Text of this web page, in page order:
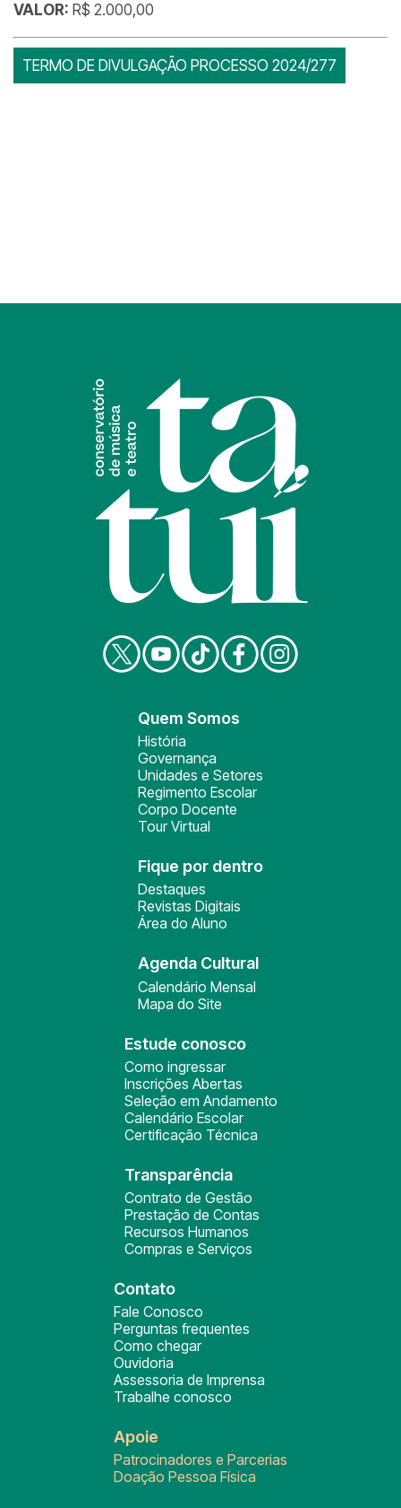
VALOR: R$ 2.000,00
TERMO DE DIVULGAÇÃO PROCESSO 2024/277
Quem Somos
História
Governança
Unidades e Setores
Regimento Escolar
Corpo Docente
Tour Virtual
Fique por dentro
Destaques
Revistas Digitais
Área do Aluno
Agenda Cultural
Calendário Mensal
Mapa do Site
Estude conosco
Como ingressar
Inscrições Abertas
Seleção em Andamento
Calendário Escolar
Certificação Técnica
Transparência
Contrato de Gestão
Prestação de Contas
Recursos Humanos
Compras e Serviços
Contato
Fale Conosco
Perguntas frequentes
Como chegar
Ouvidoria
Assessoria de Imprensa
Trabalhe conosco
Apoie
Patrocinadores e Parcerias
Doação Pessoa Física